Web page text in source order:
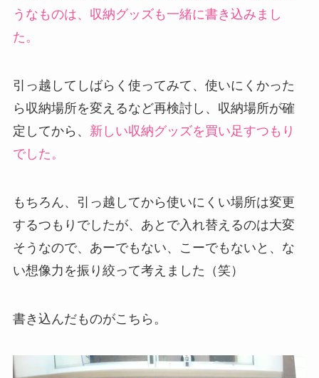
うなものは、収納グッズも一緒に書き込みまし
た。
引っ越してしばらく使ってみて、使いにくかった
ら収納場所を変えるなど再検討し、収納場所が確
定してから、 新しい収納グッズを買い足すつもり
でした。
もちろん、引っ越してから使いにくい場所は変更
するつもりでしたが、あとで入れ替えるのは大変
そうなので、あーでもない、こーでもないと、な
い想像力を振り絞って考えました（笑）
書き込んだものがこちら。